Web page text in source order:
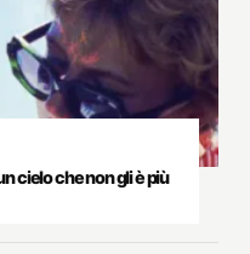
cielo che non gli è più